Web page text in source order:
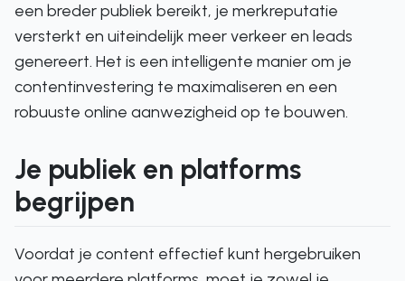
een breder publiek bereikt, je merkreputatie
versterkt en uiteindelijk meer verkeer en leads
genereert. Het is een intelligente manier om je
contentinvestering te maximaliseren en een
robuuste online aanwezigheid op te bouwen.
Je publiek en platforms
begrijpen
Voordat je content effectief kunt hergebruiken